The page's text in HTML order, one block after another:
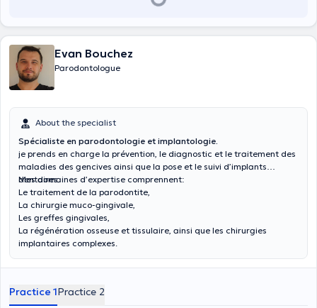
Evan Bouchez
Parodontologue
About the specialist
Spécialiste en parodontologie et implantologie.
je prends en charge la prévention, le diagnostic et le traitement des
maladies des gencives ainsi que la pose et le suivi d’implants
dentaires.
Mes domaines d’expertise comprennent:
Le traitement de la parodontite,
La chirurgie muco-gingivale,
Les greffes gingivales,
La régénération osseuse et tissulaire, ainsi que les chirurgies
implantaires complexes.
Practice 1Practice 2